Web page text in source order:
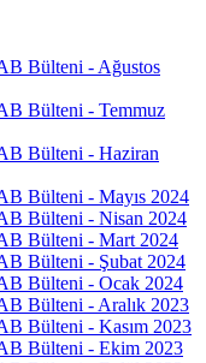
Bülteni - Ağustos
Bülteni - Temmuz
Bülteni - Haziran
Bülteni - Mayıs 2024
Bülteni - Nisan 2024
Bülteni - Mart 2024
Bülteni - Şubat 2024
Bülteni - Ocak 2024
Bülteni - Aralık 2023
Bülteni - Kasım 2023
Bülteni - Ekim 2023